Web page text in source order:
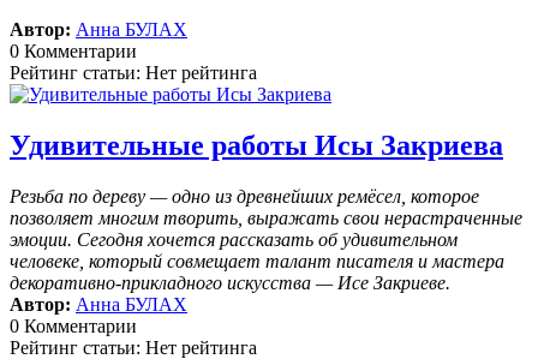
Автор: Анна БУЛАХ
0 Комментарии
Рейтинг статьи: Нет рейтинга
Удивительные работы Исы Закриева
Резьба по дереву — одно из древнейших ремёсел, которое
позволяет многим творить, выражать свои нерастраченные
эмоции. Сегодня хочется рассказать об удивительном
человеке, который совмещает талант писателя и мастера
декоративно-прикладного искусства — Исе Закриеве.
Автор: Анна БУЛАХ
0 Комментарии
Рейтинг статьи: Нет рейтинга